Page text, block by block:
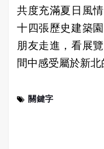
共度充滿夏日風
十四張歷史建築
朋友走進，看展
間中感受屬於新北
關鍵字